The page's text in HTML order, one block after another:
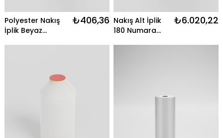
Polyester Nakış
İplik Beyaz
₺406,36 Nakış Alt İplik
180 Numara
₺6.020,22